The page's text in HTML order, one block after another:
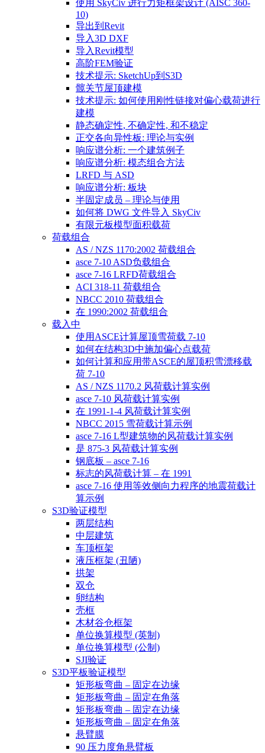
使用 SkyCiv 进行力矩框架设计 (AISC 360-
10)
导出到Revit
导入3D DXF
导入Revit模型
高阶FEM验证
技术提示: SketchUp到S3D
髋关节屋顶建模
技术提示: 如何使用刚性链接对偏心载荷进行
建模
静态确定性, 不确定性, 和不稳定
正交各向异性板: 理论与实例
响应谱分析: 一个建筑例子
响应谱分析: 模态组合方法
LRFD 与 ASD
响应谱分析: 板块
半固定成员 – 理论与使用
如何将 DWG 文件导入 SkyCiv
有限元板模型面积载荷
荷载组合
AS / NZS 1170:2002 荷载组合
asce 7-10 ASD负载组合
asce 7-16 LRFD荷载组合
ACI 318-11 荷载组合
NBCC 2010 荷载组合
在 1990:2002 荷载组合
载入中
使用ASCE计算屋顶雪荷载 7-10
如何在结构3D中施加偏心点载荷
如何计算和应用带ASCE的屋顶积雪漂移载
荷 7-10
AS / NZS 1170.2 风荷载计算实例
asce 7-10 风荷载计算实例
在 1991-1-4 风荷载计算实例
NBCC 2015 雪荷载计算示例
asce 7-16 L型建筑物的风荷载计算实例
是 875-3 风荷载计算实例
钢底板 – asce 7-16
标志的风荷载计算 – 在 1991
asce 7-16 使用等效侧向力程序的地震荷载计
算示例
S3D验证模型
两层结构
中层建筑
车顶框架
液压框架 (丑陋)
拱架
双仓
卵结构
壳框
木材谷仓框架
单位换算模型 (英制)
单位换算模型 (公制)
SJI验证
S3D平板验证模型
矩形板弯曲 – 固定在边缘
矩形板弯曲 – 固定在角落
矩形板弯曲 – 固定在边缘
矩形板弯曲 – 固定在角落
悬臂膜
90 压力度角悬臂板